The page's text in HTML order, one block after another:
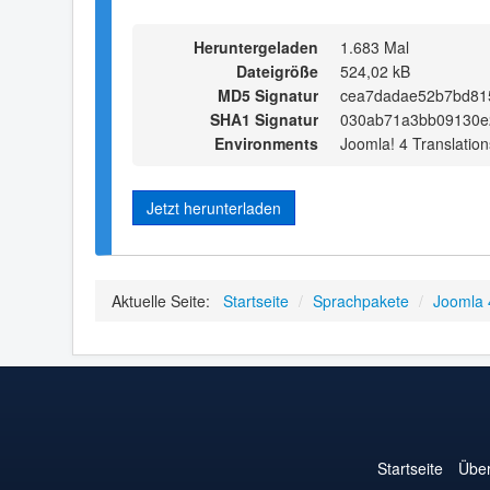
Heruntergeladen
1.683 Mal
Dateigröße
524,02 kB
MD5 Signatur
SHA1 Signatur
Environments
Joomla! 4
Jetzt herunterladen
Aktuelle Seite: Startseite / Sprachpakete / Joomla
Startseite